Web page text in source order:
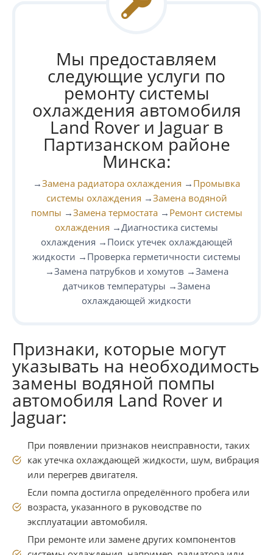
Мы предоставляем
следующие услуги по
ремонту системы
охлаждения автомобиля
Land Rover и Jaguar в
Партизанском районе
Минска:
→Замена радиатора охлаждения → Промывка
системы охлаждения →Замена водяной
помпы →Замена термостата→ Ремонт системы
охлаждения →Диагностика системы
охлаждения →Поиск утечек охлаждающей
жидкости →Проверка герметичности системы
→Замена патрубков и хомутов →Замена
датчиков температуры →Замена
охлаждающей жидкости
Признаки, которые могут
указывать на необходимость
замены водяной помпы
автомобиля Land Rover и
Jaguar:
При появлении признаков неисправности, таких
как утечка охлаждающей жидкости, шум, вибрация
или перегрев двигателя.
Если помпа достигла определённого пробега или
возраста, указанного в руководстве по
эксплуатации автомобиля.
При ремонте или замене других компонентов